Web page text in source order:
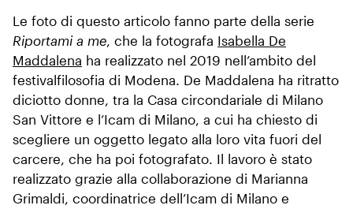
Le foto di questo articolo fanno parte della serie
Riportami a me, che la fotografa Isabella De
Maddalena ha realizzato nel 2019 nell’ambito del
festivalfilosofia di Modena. De Maddalena ha ritratto
diciotto donne, tra la Casa circondariale di Milano
San Vittore e l’Icam di Milano, a cui ha chiesto di
scegliere un oggetto legato alla loro vita fuori del
carcere, che ha poi fotografato. Il lavoro è stato
realizzato grazie alla collaborazione di Marianna
Grimaldi, coordinatrice dell’Icam di Milano e